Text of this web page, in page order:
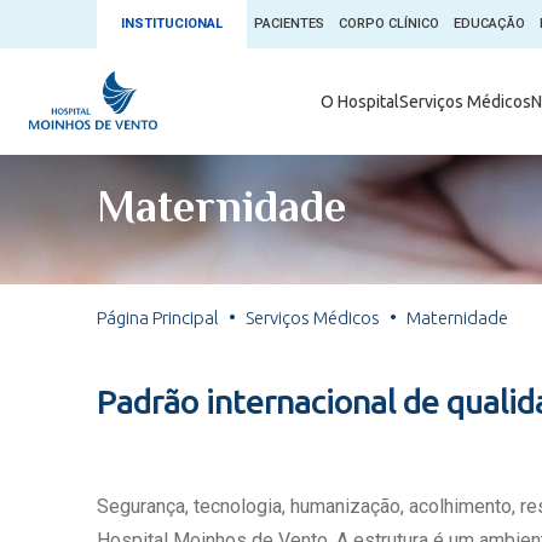
INSTITUCIONAL PACIENTES CORPO CLÍNICO EDUCAÇÃO
O HospitalServiços Médicos
Serviços Médicos
Núcleos e Especialidades
Exames
Fale com o Moinhos
Seu Médico
Ambulatório
Comitê de
Conheça
Blog Saúde
Convênios
Doação de
Escritório
Maternidade
Página Principal Serviços Médicos Maternidade
Padrão internacional de
Segurança, tecnologia, humanização, acolhimento,